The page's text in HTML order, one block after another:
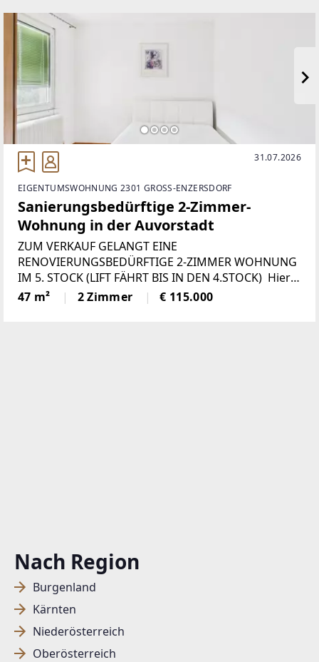
Nach Region
Burgenland
Kärnten
Niederösterreich
Oberösterreich
31.07.2026
EIGENTUMSWOHNUNG 2301 GROSS-ENZERSDORF
Sanierungsbedürftige 2-Zimmer-
Wohnung in der Auvorstadt
ZUM VERKAUF GELANGT EINE
RENOVIERUNGSBEDÜRFTIGE 2-ZIMMER WOHNUNG
IM 5. STOCK (LIFT FÄHRT BIS IN DEN 4.STOCK) Hier
finden Sie eine virtuelle Tour der Wohnung: Hier
47 m² 2 Zimmer € 115.000